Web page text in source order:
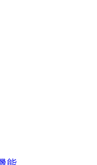
能